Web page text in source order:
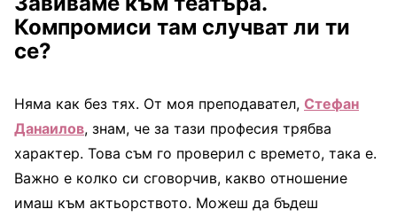
Компромиси там случват ли ти
се?
Няма как без тях. От моя преподавател, Стефан
Данаилов, знам, че за тази професия трябва
характер. Това съм го проверил с времето, така е.
Важно е колко си сговорчив, какво отношение
имаш към актьорството. Можеш да бъдеш